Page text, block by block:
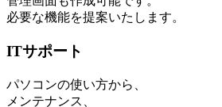
必要な機能を提案いたします。
ITサポート
パソコンの使い方から、
メンテナンス、